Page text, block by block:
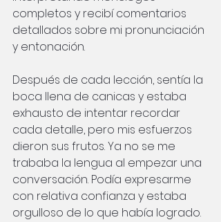
completos y recibí comentarios
detallados sobre mi pronunciación
y entonación.
Después de cada lección, sentía la
boca llena de canicas y estaba
exhausto de intentar recordar
cada detalle, pero mis esfuerzos
dieron sus frutos. Ya no se me
trababa la lengua al empezar una
conversación. Podía expresarme
con relativa confianza y estaba
orgulloso de lo que había logrado.